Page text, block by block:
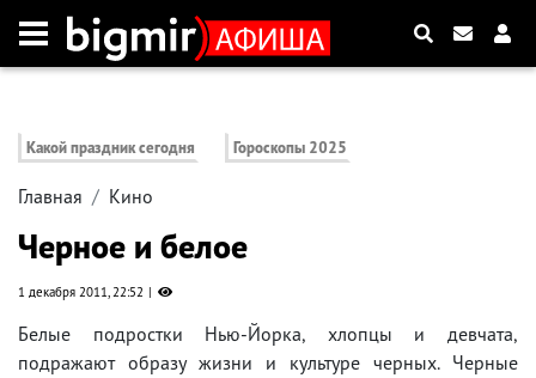
Какой праздник сегодня Гороскопы 2025
Главная Кино
Черное и белое
1 декабря 2011, 22:52
Белые подростки Нью-Йорка, хлопцы и девчата,
подражают образу жизни и культуре черных. Черные